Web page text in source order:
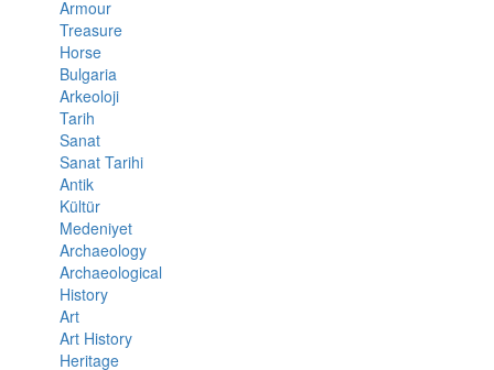
Armour
Treasure
Horse
Bulgaria
Arkeoloji
Tarih
Sanat
Sanat Tarihi
Antik
Kültür
Medeniyet
Archaeology
Archaeological
History
Art
Art History
Heritage